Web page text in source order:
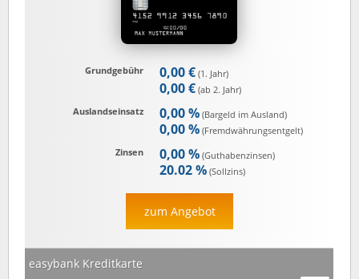
Grundgebühr 0,00 € (1. Jahr)
0,00 € (ab 2. Jahr)
Auslandseinsatz
0,00 % (Bargeld im Ausland)
0,00 % (Fremd­währungs­entgelt)
Zinsen
0,00 % (Guthaben­zinsen)
20.02 % (Sollzins)
zum Angebot
easybank Kreditkarte